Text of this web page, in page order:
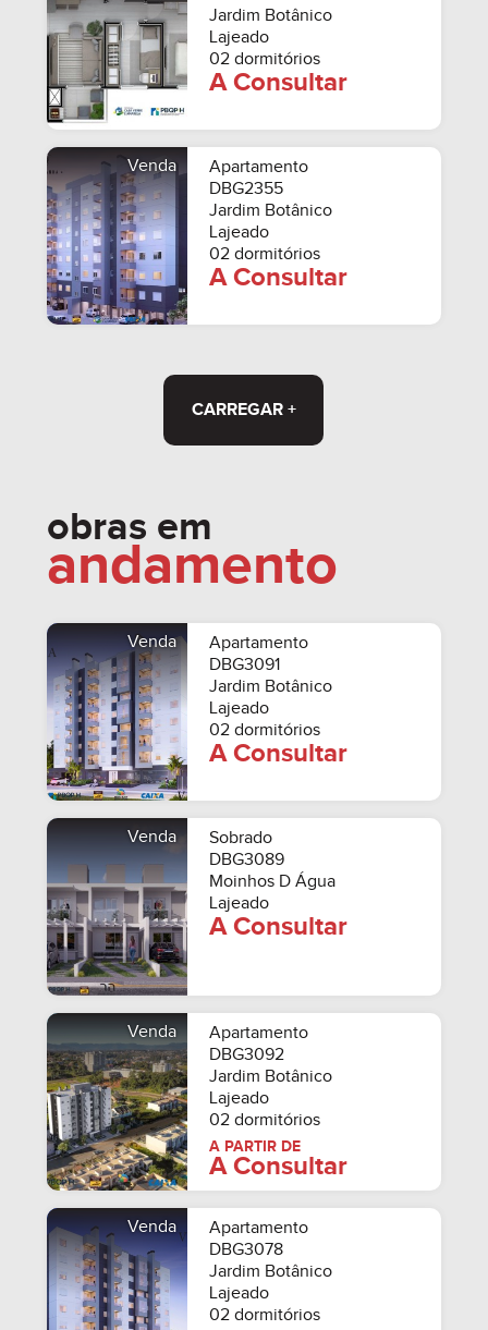
Jardim Botânico
Lajeado
02 dormitórios
A Consultar
Venda
Apartamento
DBG2355
Jardim Botânico
Lajeado
02 dormitórios
A Consultar
CARREGAR +
obras em
andamento
Venda
Apartamento
DBG3091
Jardim Botânico
Lajeado
02 dormitórios
A Consultar
Venda
Sobrado
DBG3089
Moinhos D Água
Lajeado
A Consultar
Venda
Apartamento
DBG3092
Jardim Botânico
Lajeado
02 dormitórios
A PARTIR DE
A Consultar
Venda
Apartamento
DBG3078
Jardim Botânico
Lajeado
02 dormitórios